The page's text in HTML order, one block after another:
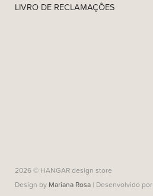
LIVRO DE RECLAMAÇÕES
2026 © HANGAR design store
Design by Mariana Rosa | Desenvolvido por